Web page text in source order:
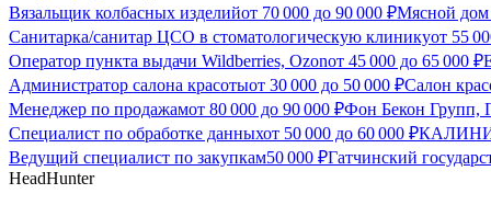
Вязальщик колбасных изделийот 70 000 до 90 000 ₽Мясной дом
Санитарка/санитар ЦСО в стоматологическую клиникуот 55
Оператор пункта выдачи Wildberries, Ozonот 45 000 до 65 000 ₽
Администратор салона красотыот 30 000 до 50 000 ₽Салон
Менеджер по продажамот 80 000 до 90 000 ₽Фон Бекон Групп,
Специалист по обработке данныхот 50 000 до 60 000 ₽
Ведущий специалист по закупкам50 000 ₽Гатчинский
HeadHunter